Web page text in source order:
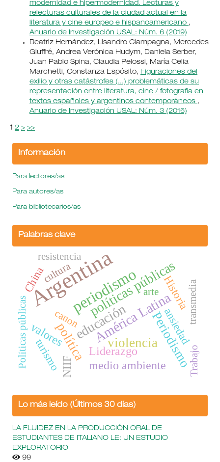
modernidad e hipermodernidad. Lecturas y
relecturas culturales de la ciudad actual en la
literatura y cine europeo e hispanoamericano ,
Anuario de Investigación USAL: Núm. 6 (2019)
Beatriz Hernández, Lisandro Ciampagna, Mercedes
Giuffré, Andrea Verónica Hudym, Daniela Serber,
Juan Pablo Spina, Claudia Pelossi, María Celia
Marchetti, Constanza Espósito, Figuraciones del
exilio y otras catástrofes (...) problemáticas de su
representación entre literatura, cine / fotografía en
textos españoles y argentinos contemporáneos ,
Anuario de Investigación USAL: Núm. 3 (2016)
1 2 > >>
Información
Para lectores/as
Para autores/as
Para bibliotecarios/as
Palabras clave
Argentina
periodismo
educación
políticas públicas
América Latina
Periodismo
política violencia
Liderazgo
valores
medio ambiente
China
ansiedad
Historia
turismoNIIF
canon
Políticas públicas
resistencia
Trabajo
transmedia
arte
cultura
Lo más leído (Últimos 30 días)
LA FLUIDEZ EN LA PRODUCCIÓN ORAL DE
ESTUDIANTES DE ITALIANO LE: UN ESTUDIO
EXPLORATORIO
99